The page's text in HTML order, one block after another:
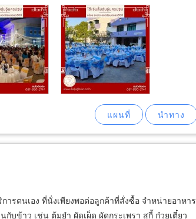
รตนเอง ที่นั่งเพียงพอต่อลูกค้าที่สั่งซื้อ จำหน่ายอาหาร
บข้าว เช่น ต้มยำ ผัดเผ็ด ผัดกระเพรา สุกี้ ก๋วยเตี๋ยว